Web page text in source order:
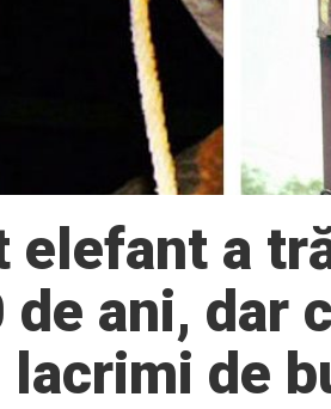
elefant a
de ani, dar
lacrimi de